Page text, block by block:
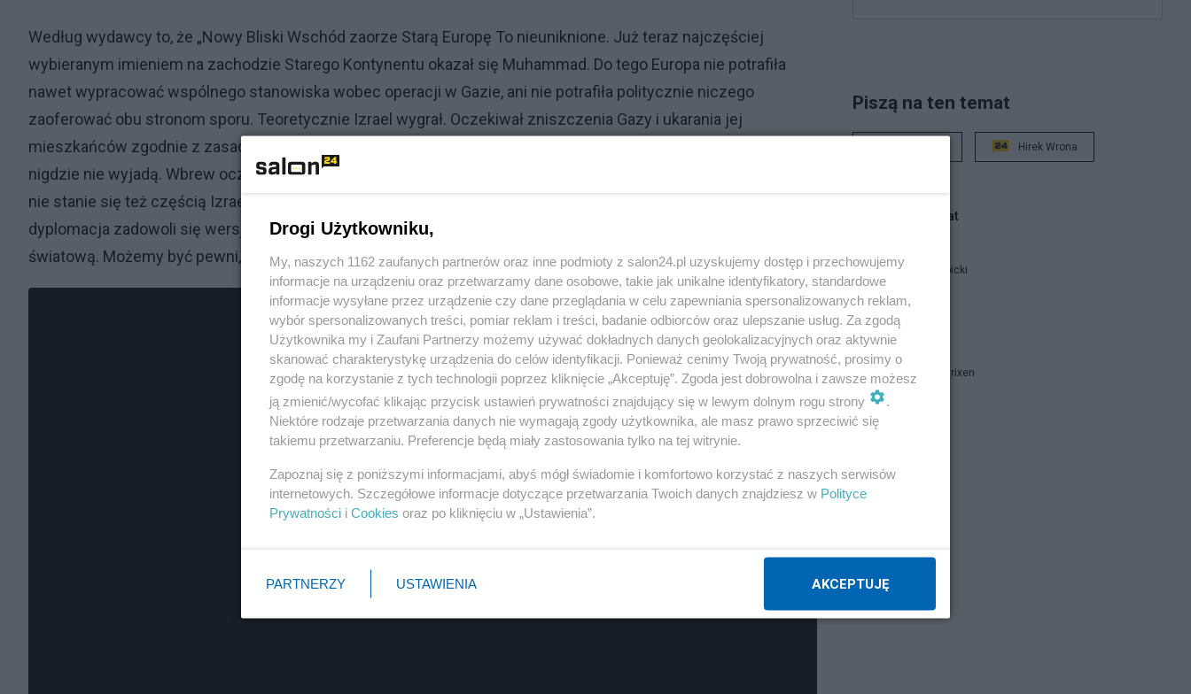
Według wydawcy to, że „Nowy Bliski Wschód zaorze Starą Europę To nieuniknione. Już teraz najczęściej
wybieranym imieniem na zachodzie Starego Kontynentu okazał się Muhammad. Do tego Europa nie potrafiła
nawet wypracować wspólnego stanowiska wobec operacji w Gazie, ani nie potrafiła politycznie niczego
zaoferować obu stronom sporu. Teoretycznie Izrael wygrał. Oczekiwał zniszczenia Gazy i ukarania jej
mieszkańców zgodnie z zasadą „oko za oko”. Hamasowi udało się jednak przetrwać a Palestyńczycy z Gazy
nigdzie nie wyjadą. Wbrew oczekiwaniom izraelskiego rządu ani Gaza, ani strefa buforowa w południowej Syrii
nie stanie się też częścią Izraela. Czy sprawa palestyńska przegrała? W najbliższych latach palestyńska
dyplomacja zadowoli się wersją minimum, aby choć trochę wykorzystać korzystną dla siebie koniunkturę
światową. Możemy być pewni, że nastąpi kolejna runda”.
Piszą na ten temat
Hirek Wrona
Blogi na ten temat
Jan Filip Libicki
report
Marcin B. Brixen
Napisz notkę
Drogi Użytkowniku,
My, naszych 1162 zaufanych partnerów oraz inne podmioty z salon24.pl uzyskujemy dostęp i przechowujemy
informacje na urządzeniu oraz przetwarzamy dane osobowe, takie jak unikalne identyfikatory, standardowe
informacje wysyłane przez urządzenie czy dane przeglądania w celu zapewniania spersonalizowanych reklam,
wybór spersonalizowanych treści, pomiar reklam i treści, badanie odbiorców oraz ulepszanie usług. Za zgodą
Użytkownika my i Zaufani Partnerzy możemy używać dokładnych danych geolokalizacyjnych oraz aktywnie
skanować charakterystykę urządzenia do celów identyfikacji. Ponieważ cenimy Twoją prywatność, prosimy o
zgodę na korzystanie z tych technologii poprzez kliknięcie „Akceptuję”. Zgoda jest dobrowolna i zawsze możesz
ją zmienić/wycofać klikając przycisk ustawień prywatności znajdujący się w lewym dolnym rogu strony
.
Niektóre rodzaje przetwarzania danych nie wymagają zgody użytkownika, ale masz prawo sprzeciwić się
takiemu przetwarzaniu. Preferencje będą miały zastosowania tylko na tej witrynie.
Zapoznaj się z poniższymi informacjami, abyś mógł świadomie i komfortowo korzystać z naszych serwisów
internetowych. Szczegółowe informacje dotyczące przetwarzania Twoich danych znajdziesz w Polityce
Prywatności i Cookies oraz po kliknięciu w „Ustawienia”.
PARTNERZY USTAWIENIA AKCEPTUJĘ